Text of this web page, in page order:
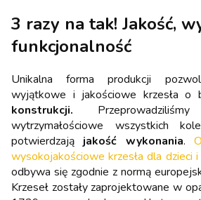
3 razy na tak! Jakość,
funkcjonalność
Unikalna forma produkcji
wyjątkowe i jakościowe krzesła o
konstrukcji.
wytrzymałościowe wszystkich
potwierdzają jakość wykonania.
wysokojakościowe krzesła dla dzieci i
odbywa się zgodnie z normą
Krzeseł zostały zaprojektowane w